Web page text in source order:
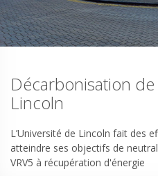
Décarbonisation de
Lincoln
L’Université de Lincoln fait des
atteindre ses objectifs de
VRV5 à récupération d'énergie